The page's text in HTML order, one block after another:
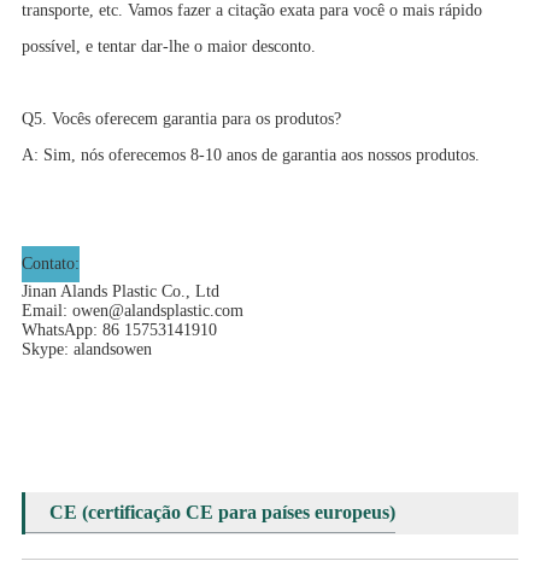
transporte, etc. Vamos fazer a citação exata para você o mais rápido
possível, e tentar dar-lhe o maior desconto.
Q5. Vocês oferecem garantia para os produtos?
A: Sim, nós oferecemos 8-10 anos de garantia aos nossos produtos.
Contato:
Jinan Alands Plastic Co., Ltd
Email: owen@alandsplastic.com
WhatsApp: 86 15753141910
Skype: alandsowen
CE (certificação CE para países europeus)